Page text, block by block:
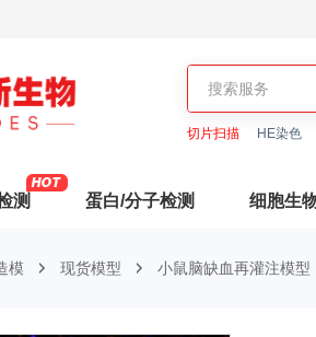
切片扫描 HE染色
测 蛋白/分子检测 细胞生
模 现货模型 小鼠脑缺血再灌注模型